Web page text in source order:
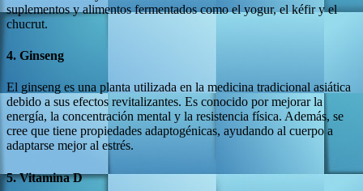
suplementos y alimentos fermentados como el yogur, el kéfir y el
chucrut.
4. Ginseng
El ginseng es una planta utilizada en la medicina tradicional asiática
debido a sus efectos revitalizantes. Es conocido por mejorar la
energía, la concentración mental y la resistencia física. Además, se
cree que tiene propiedades adaptogénicas, ayudando al cuerpo a
adaptarse mejor al estrés.
5.Vitamina D